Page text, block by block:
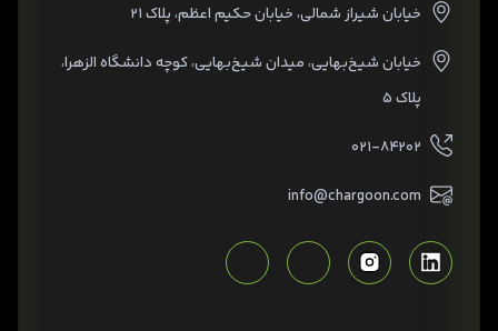
خیابان شیراز شمالی، خیابان حکیم اعظم، پلاک ۲۱
خیابان شیخ‌بهایی، میدان شیخ‌بهایی، کوچه دانشگاه الزهرا،
پلاک ۵
۰۲۱-۸۴۲۰۲
info@chargoon.com